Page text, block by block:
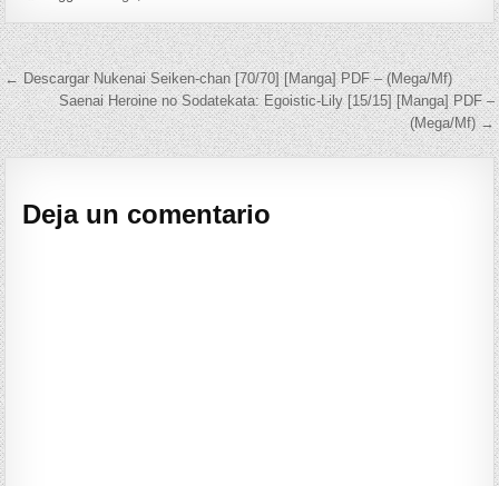
Navegación de entradas
← Descargar Nukenai Seiken-chan [70/70] [Manga] PDF – (Mega/Mf)
Saenai Heroine no Sodatekata: Egoistic-Lily [15/15] [Manga] PDF –
(Mega/Mf) →
Deja un comentario